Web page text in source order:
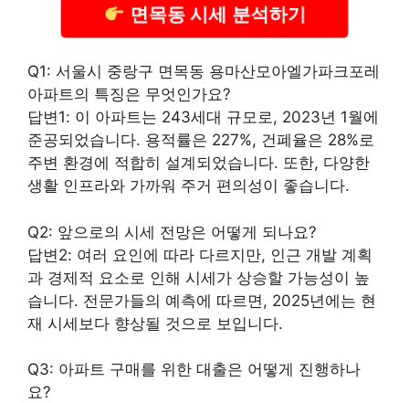
면목동 시세 분석하기
Q1: 서울시 중랑구 면목동 용마산모아엘가파크포레
아파트의 특징은 무엇인가요?
답변1: 이 아파트는 243세대 규모로, 2023년 1월에
준공되었습니다. 용적률은 227%, 건폐율은 28%로
주변 환경에 적합히 설계되었습니다. 또한, 다양한
생활 인프라와 가까워 주거 편의성이 좋습니다.
Q2: 앞으로의 시세 전망은 어떻게 되나요?
답변2: 여러 요인에 따라 다르지만, 인근 개발 계획
과 경제적 요소로 인해 시세가 상승할 가능성이 높
습니다. 전문가들의 예측에 따르면, 2025년에는 현
재 시세보다 향상될 것으로 보입니다.
Q3: 아파트 구매를 위한 대출은 어떻게 진행하나
요?